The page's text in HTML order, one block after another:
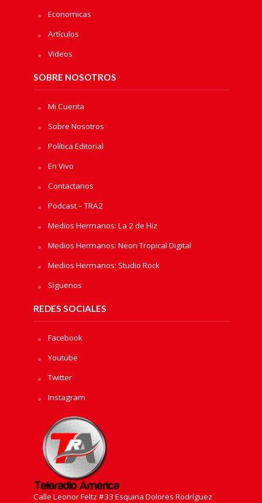
Economicas
Artículos
Videos
SOBRE NOSOTROS
Mi Cuenta
Sobre Nosotros
Política Editorial
En Vivo
Contactanos
Podcast – TRA2
Medios Hermanos: La 2 de Hiz
Medios Hermanos: Neon Tropical Digital
Medios Hermanos: Studio Rock
Sìguenos
REDES SOCIALES
Facebook
Youtube
Twitter
Instagram
Calle Leonor Feltz #33 Esquina Dolores Rodríguez